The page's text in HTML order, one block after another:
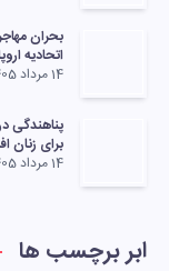
بحران
اتحادیه
14 مرداد 1405
برای زنان
14 مرداد 1405
ابر برچسب ها